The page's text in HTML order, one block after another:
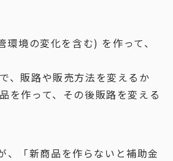
境の変化を含む) を作って、
、販路や販売方法を変えるか
を作って、その後販路を変える
、「新商品を作らないと補助金